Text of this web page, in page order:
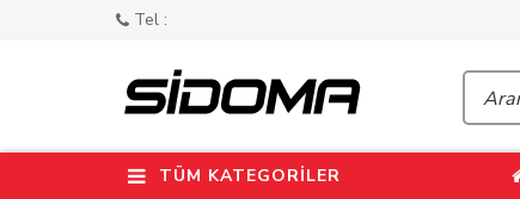
Tel :
TÜM KATEGORİLER